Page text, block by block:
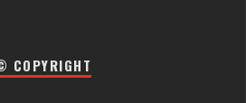
COPYRIGHT